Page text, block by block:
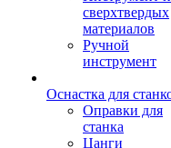
сверхтвердых
материалов
Ручной
инструмент
Оснастка для
Оправки для
станка
Цанги